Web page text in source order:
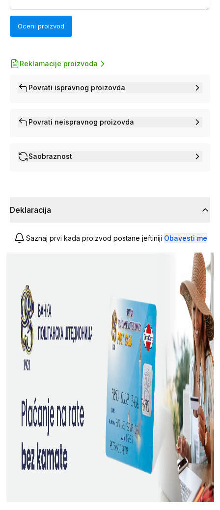
Oceni proizvod
Reklamacije proizvoda
Povrati ispravnog proizovda
Povrati neispravnog proizovda
Saobraznost
Deklaracija
Saznaj prvi kada proizvod postane jeftiniji Obavesti me